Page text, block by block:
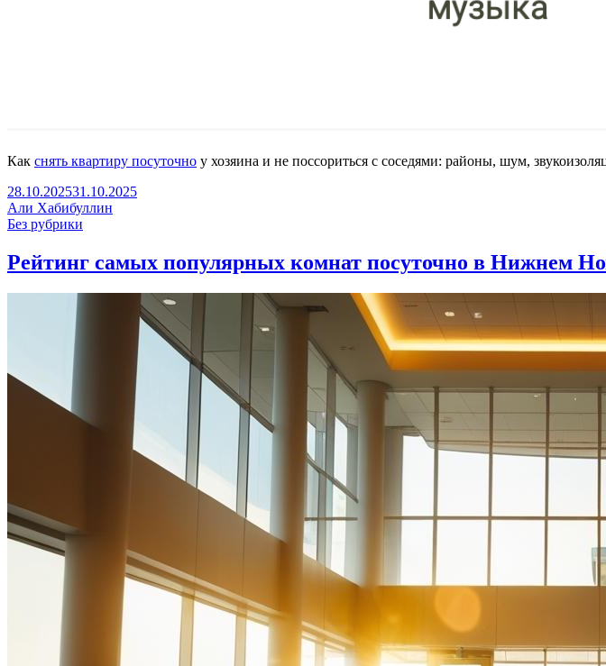
Как снять квартиру посуточно у хозяина и не поссориться с соседями: районы, шум,
28.10.202531.10.2025
Али Хабибуллин
Без рубрики
Рейтинг самых популярных комнат посуточно в Нижнем